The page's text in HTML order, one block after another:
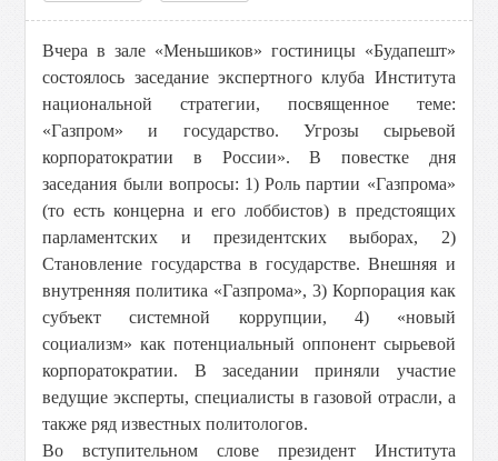
Вчера в зале «Меньшиков» гостиницы «Будапешт»
состоялось заседание экспертного клуба Института
национальной стратегии, посвященное теме:
«Газпром» и государство. Угрозы сырьевой
корпоратократии в России». В повестке дня
заседания были вопросы: 1) Роль партии «Газпрома»
(то есть концерна и его лоббистов) в предстоящих
парламентских и президентских выборах, 2)
Становление государства в государстве. Внешняя и
внутренняя политика «Газпрома», 3) Корпорация как
субъект системной коррупции, 4) «новый
социализм» как потенциальный оппонент сырьевой
корпоратократии. В заседании приняли участие
ведущие эксперты, специалисты в газовой отрасли, а
также ряд известных политологов.
Во вступительном слове президент Института